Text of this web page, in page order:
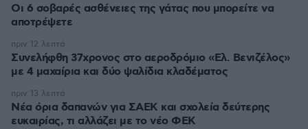
Οι 6 σοβαρές ασθένειες της γάτας που μπορείτε να
αποτρέψετε
Συνελήφθη 37χρονος στο αεροδρόμιο «Ελ. Βενιζέλος»
με 4 μαχαίρια και δύο ψαλίδια κλαδέματος
πριν 12 λεπτά
Νέα όρια δαπανών για ΣΑΕΚ και σχολεία δεύτερης
ευκαιρίας, τι αλλάζει με το νέο ΦΕΚ
πριν 13 λεπτά